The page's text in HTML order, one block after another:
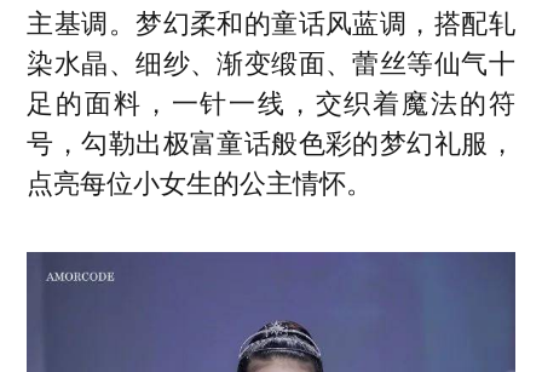
主基调。梦幻柔和的童话风蓝调，搭配轧
染水晶、细纱、渐变缎面、蕾丝等仙气十
足的面料，一针一线，交织着魔法的符
号，勾勒出极富童话般色彩的梦幻礼服，
点亮每位小女生的公主情怀。